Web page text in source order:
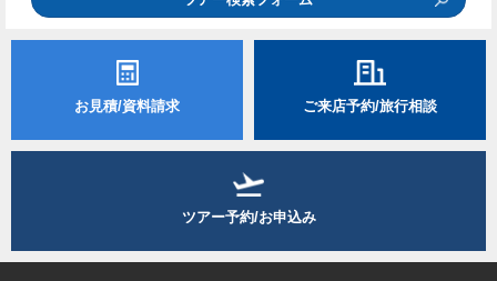
お見積/資料請求 ご来店予約/旅行相談
ツアー予約/お申込み